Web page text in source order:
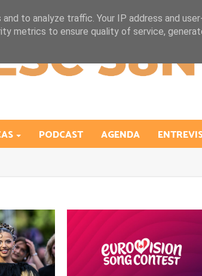
PODCAST AGENDA
to analyze traffic. Your IP address and
metrics to ensure quality of service,